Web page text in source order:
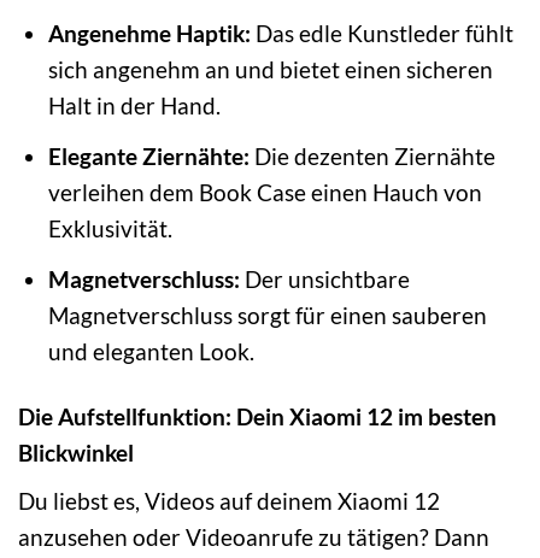
Angenehme Haptik: Das edle Kunstleder fühlt
sich angenehm an und bietet einen sicheren
Halt in der Hand.
Elegante Ziernähte: Die dezenten Ziernähte
verleihen dem Book Case einen Hauch von
Exklusivität.
Magnetverschluss: Der unsichtbare
Magnetverschluss sorgt für einen sauberen
und eleganten Look.
Die Aufstellfunktion: Dein Xiaomi 12 im besten
Blickwinkel
Du liebst es, Videos auf deinem Xiaomi 12
anzusehen oder Videoanrufe zu tätigen? Dann